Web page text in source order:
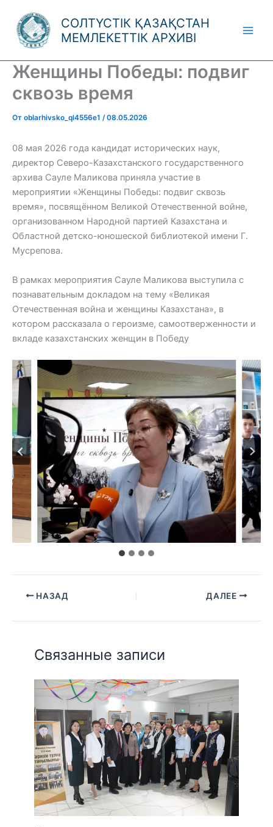
содержимому
СОЛТҮСТІК ҚАЗАҚСТАН
МЕМЛЕКЕТТІК АРХИВІ
Женщины Победы: подвиг
сквозь время
От oblarhivsko_ql4556e1 /08.05.2026
08 мая 2026 года кандидат исторических наук,
директор Северо-Казахстанского государственного
архива Сауле Маликова приняла участие в
мероприятии «Женщины Победы: подвиг сквозь
время», посвящённом Великой Отечественной войне,
организованном Народной партией Казахстана и
Областной детско-юношеской библиотекой имени Г.
Мусрепова.
В рамках мероприятия Сауле Маликова выступила с
познавательным докладом на тему «Великая
Отечественная война и женщины Казахстана», в
котором рассказала о героизме, самоотверженности и
вкладе казахстанских женщин в Победу
НАЗАД ДАЛЕЕ
Связанные записи